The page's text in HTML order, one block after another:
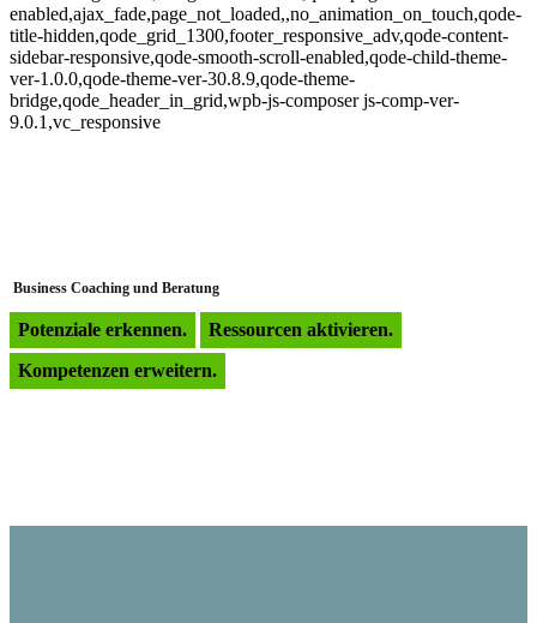
enabled,ajax_fade,page_not_loaded,,no_animation_on_touch,qode-
title-hidden,qode_grid_1300,footer_responsive_adv,qode-content-
sidebar-responsive,qode-smooth-scroll-enabled,qode-child-theme-
ver-1.0.0,qode-theme-ver-30.8.9,qode-theme-
bridge,qode_header_in_grid,wpb-js-composer js-comp-ver-
9.0.1,vc_responsive
Business Coaching und Beratung
Potenziale erkennen.
Ressourcen aktivieren.
Kompetenzen erweitern.